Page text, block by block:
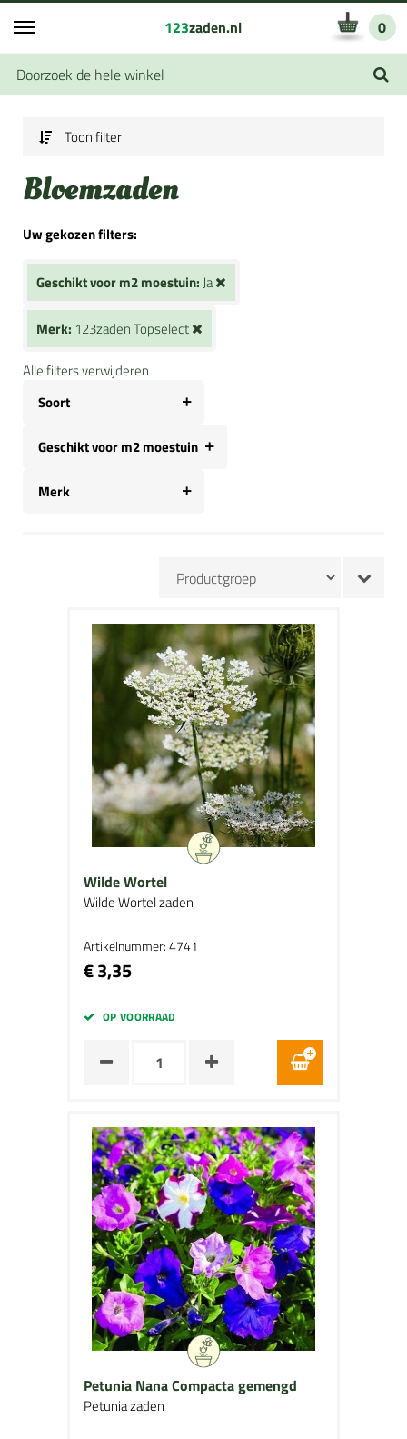
123zaden.nl 0
Toon filter
Bloemzaden
Uw gekozen filters:
Geschikt voor m2 moestuin:Ja
Merk: 123zaden Topselect
Alle filters verwijderen
Soort
Geschikt voor m2 moestuin
Merk
Wilde Wortel
Wilde Wortel zaden
Artikelnummer: 4741
€ 3,35
OP VOORRAAD
Petunia Nana Compacta gemengd
Petunia zaden